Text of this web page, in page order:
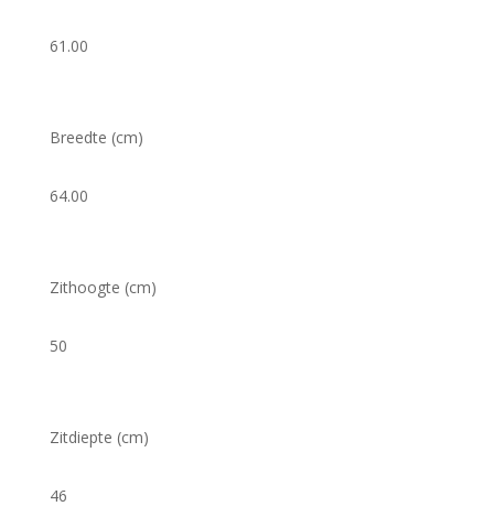
61.00
Breedte (cm)
64.00
Zithoogte (cm)
50
Zitdiepte (cm)
46